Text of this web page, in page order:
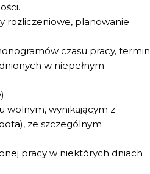
rozliczeniowe, planowanie
czasu pracy, termin
w niepełnym
wolnym, wynikającym z
ze szczególnym
pracy w niektórych dniach